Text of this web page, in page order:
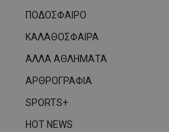
ΠΟΔΟΣΦΑΙΡΟ
ΚΑΛΑΘΟΣΦΑΙΡΑ
ΑΛΛΑ ΑΘΛΗΜΑΤΑ
ΑΡΘΡΟΓΡΑΦΙΑ
SPORTS+
HOT NEWS